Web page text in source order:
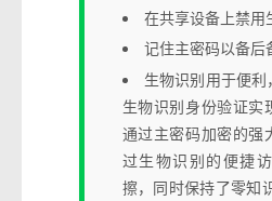
在共享设备上禁用
记住主密码以备后
生物识别用于便
生物识别身份验证实
通过主密码加密的强
过生物识别的便捷
擦，同时保持了零